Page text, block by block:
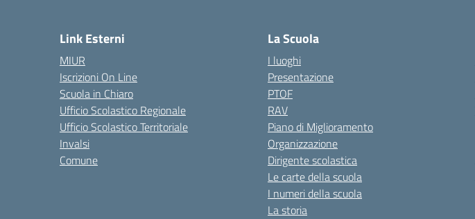
Link Esterni
MIUR
Iscrizioni On Line
Scuola in Chiaro
Ufficio Scolastico Regionale
Ufficio Scolastico Territoriale
Invalsi
Comune
La Scuola
I luoghi
Presentazione
PTOF
RAV
Piano di Miglioramento
Organizzazione
Dirigente scolastica
Le carte della scuola
I numeri della scuola
La storia